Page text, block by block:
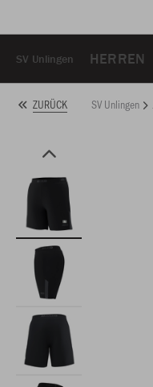
SV Unlingen HERREN
ZURÜCK SV Unlingen